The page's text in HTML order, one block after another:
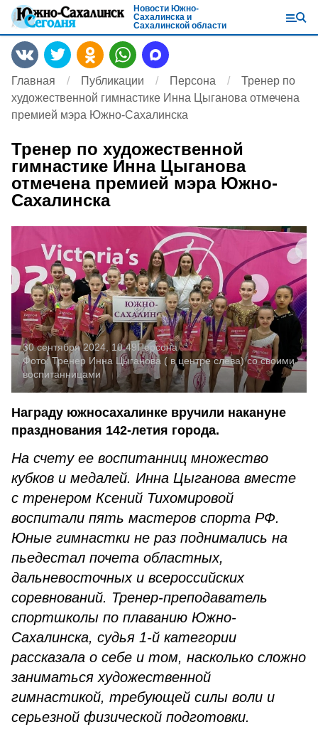
Новости Южно-
Сахалинска и
Сахалинской области
Главная Публикации Персона
Тренер по
художественной гимнастике Инна Цыганова отмечена
премией мэра Южно-Сахалинска
Тренер по художественной
гимнастике Инна Цыганова
отмечена премией мэра Южно-
Сахалинска
30 сентября 2024, 10:49Персона
Фото:Тренер Инна Цыганова ( в центре слева) со своими
воспитанницами
Награду южносахалинке вручили накануне
празднования 142-летия города.
На счету ее воспитанниц множество
кубков и медалей. Инна Цыганова вместе
с тренером Ксений Тихомировой
воспитали пять мастеров спорта РФ.
Юные гимнастки не раз поднимались на
пьедестал почета областных,
дальневосточных и всероссийских
соревнований. Тренер-преподаватель
спортшколы по плаванию Южно-
Сахалинска, судья 1-й категории
рассказала о себе и том, насколько сложно
заниматься художественной
гимнастикой, требующей силы воли и
серьезной физической подготовки.